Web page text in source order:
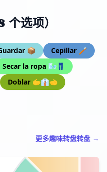
个选项）
📦
Cepillar 🪥
Secar la ropa 🌬️👖
Doblar 🫱👔🫲
更多趣味转盘转盘 →